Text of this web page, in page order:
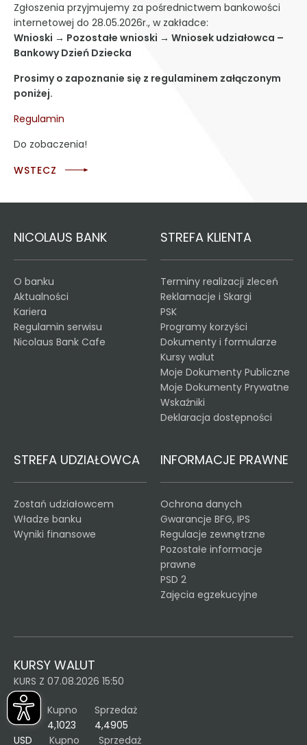
Zgłoszenia przyjmujemy za pośrednictwem bankowości
internetowej do 28.05.2026r., w zakładce:
Wnioski → Pozostałe wnioski → Wniosek udziałowca –
Bankowy Dzień Dziecka
Prosimy o zapoznanie się z regulaminem załączonym
poniżej.
Regulamin
Do zobaczenia!
WSTECZ
NICOLAUS BANK
O banku
Aktualności
Kariera
Regulamin serwisu
Nicolaus Bank Cafe
STREFA KLIENTA
Terminy realizacji zleceń
Reklamacje i Skargi
PSK
Programy korzyści
Dokumenty i formularze
Kursy walut
Moje Dokumenty Publiczne
Moje Dokumenty Prywatne
Wskaźniki
Deklaracja dostępności
STREFA UDZIAŁOWCA
Zostań udziałowcem
Władze banku
Wyniki finansowe
INFORMACJE PRAWNE
Ochrona danych
Gwarancje BFG, IPS
Regulacje zewnętrzne
Pozostałe informacje
prawne
PSD 2
Zajęcia egzekucyjne
KURSY WALUT
KURS Z 07.08.2026 15:50
EUR
Kupno
4,1023
Sprzedaż
4,4905
USD
Kupno Sprzedaż